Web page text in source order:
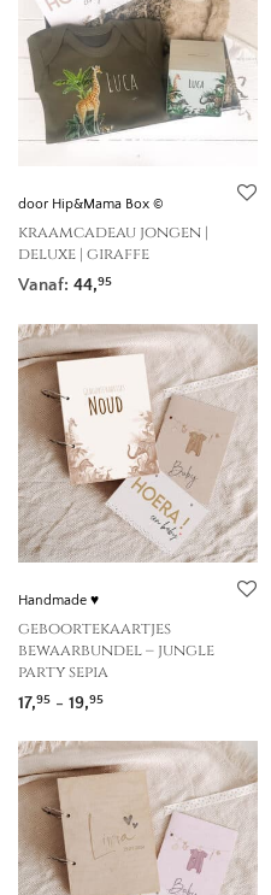
door Hip&Mama Box ©
kraamcadeau jongen |
deluxe | giraffe
Vanaf: 44,95
Handmade ♥
geboortekaartjes
bewaarbundel – jungle
party sepia
17,95 - 19,95Prijsklasse: 17,95 tot